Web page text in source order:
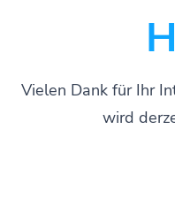
Vielen Dank für Ihr
wird